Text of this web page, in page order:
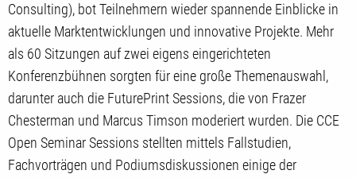
Consulting), bot Teilnehmern wieder spannende Einblicke in
aktuelle Marktentwicklungen und innovative Projekte. Mehr
als 60 Sitzungen auf zwei eigens eingerichteten
Konferenzbühnen sorgten für eine große Themenauswahl,
darunter auch die FuturePrint Sessions, die von Frazer
Chesterman und Marcus Timson moderiert wurden. Die CCE
Open Seminar Sessions stellten mittels Fallstudien,
Fachvorträgen und Podiumsdiskussionen einige der